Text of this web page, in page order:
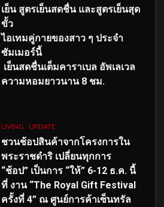
เย็น สูตรเย็นสดชื่น และสูตรเย็นสุด
ขั้ว
ไอเทมคู่กายของสาว ๆ ประจำ
ซัมเมอร์นี้
เย็นสดชื่นเต็มคาราเบล อัพเลเวล
ความหอมยาวนาน 8 ชม.
LIVING UPDATE
ชวนช้อปสินค้าจากโครงการใน
พระราชดำริ เปลี่ยนทุกการ
“ช้อป” เป็นการ “ให้” 6-12 ธ.ค. นี้
ที่ งาน “The Royal Gift Festival
ครั้งที่ 4” ณ ศูนย์การค้าเซ็นทรัล